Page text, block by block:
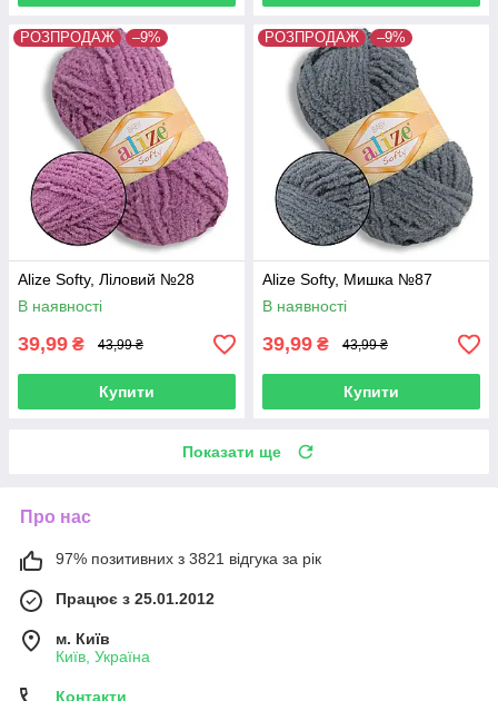
РОЗПРОДАЖ –9%
Alize Softy, Ліловий №28
В наявності
39,99 ₴ 43,99 ₴
Купити
РОЗПРОДАЖ –9%
Alize Softy, Мишка №87
В наявності
39,99 ₴ 43,99 ₴
Купити
Показати ще
Про нас
97% позитивних з 3821 відгука за рік
Працює з 25.01.2012
м. Київ
Київ, Україна
Контакти